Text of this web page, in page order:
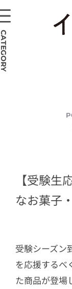
【受験生
なお菓子
受験シーズ
を応援するべ
た商品が登場